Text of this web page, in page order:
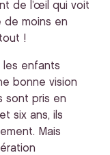
de l’œil qui voit
de moins en
!
les enfants
bonne vision
sont pris en
six ans, ils
Mais